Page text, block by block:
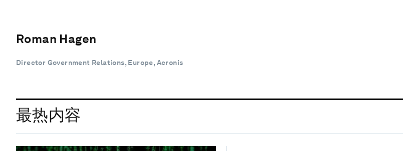
Roman Hagen
Director Government Relations, Europe, Acronis
最热内容